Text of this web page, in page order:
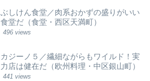
ぶしけん食堂／肉系おかずの盛りがいい
食堂だ（食堂・西区天満町）
496 views
カジーノ５／繊細ながらもワイルド！実
力店は健在だ（欧州料理・中区銀山町）
441 views